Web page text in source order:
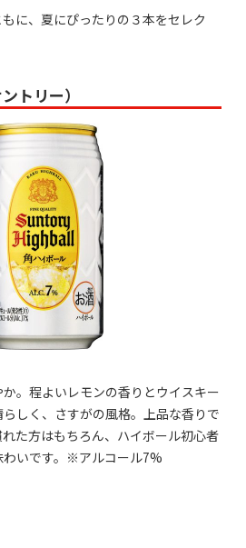
に、夏にぴったりの３本をセレク
トリー）
。程よいレモンの香りとウイスキー
しく、さすがの風格。上品な香りで
た方はもちろん、ハイボール初心者
わいです。※アルコール7%